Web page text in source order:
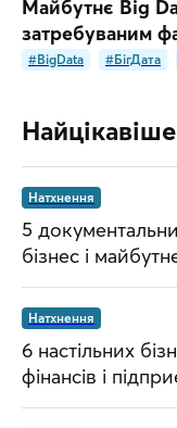
Майбутнє Big
затребуваним
#BigData #БігДата
Найцікавіше
Натхнення
5
бізнес і
Натхнення
6 настільних
фінансів і